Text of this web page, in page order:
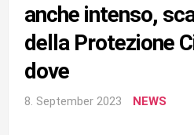
anche intenso,
della Protezione
dove
8. September 2023 NEWS